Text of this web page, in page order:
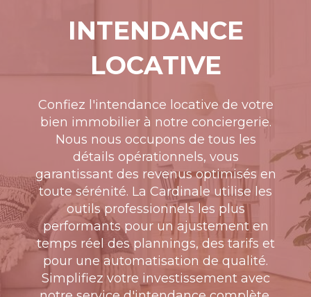
INTENDANCE
LOCATIVE
Confiez l'intendance locative de votre
bien immobilier à notre conciergerie.
Nous nous occupons de tous les
détails opérationnels, vous
garantissant des revenus optimisés en
toute sérénité. La Cardinale utilise les
outils professionnels les plus
performants pour un ajustement en
temps réel des plannings, des tarifs et
pour une automatisation de qualité.
Simplifiez votre investissement avec